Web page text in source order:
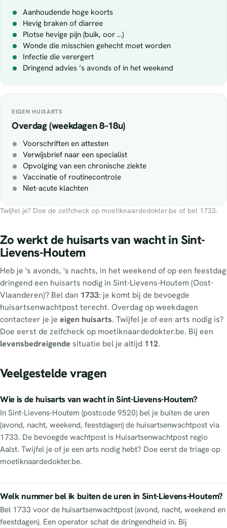
Aanhoudende hoge koorts
Hevig braken of diarree
Plotse hevige pijn (buik, oor …)
Wonde die misschien gehecht moet worden
Infectie die verergert
Dringend advies ’s avonds of in het weekend
EIGEN HUISARTS
Overdag (weekdagen 8–18u)
Voorschriften en attesten
Verwijsbrief naar een specialist
Opvolging van een chronische ziekte
Vaccinatie of routinecontrole
Niet-acute klachten
Twijfel je? Doe de zelfcheck op moetiknaardedokter.be of bel 1733.
Zo werkt de huisarts van wacht in Sint-
Lievens-Houtem
Heb je 's avonds, 's nachts, in het weekend of op een feestdag
dringend een huisarts nodig in Sint-Lievens-Houtem (Oost-
Vlaanderen)? Bel dan 1733: je komt bij de bevoegde
huisartsenwachtpost terecht. Overdag op weekdagen
contacteer je je eigen huisarts. Twijfel je of een arts nodig is?
Doe eerst de zelfcheck op moetiknaardedokter.be. Bij een
levensbedreigende situatie bel je altijd 112.
Veelgestelde vragen
Wie is de huisarts van wacht in Sint-Lievens-Houtem?
In Sint-Lievens-Houtem (postcode 9520) bel je buiten de uren
(avond, nacht, weekend, feestdagen) de huisartsenwachtpost via
1733. De bevoegde wachtpost is Huisartsenwachtpost regio
Aalst. Twijfel je of je een arts nodig hebt? Doe eerst de triage op
moetiknaardedokter.be.
Welk nummer bel ik buiten de uren in Sint-Lievens-Houtem?
Bel 1733 voor de huisartsenwachtpost (avond, nacht, weekend en
feestdagen). Een operator schat de dringendheid in. Bij